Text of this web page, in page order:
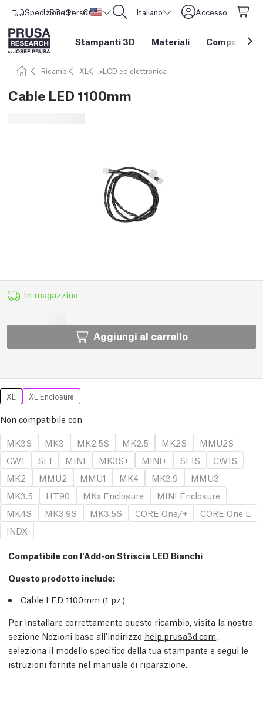
Spedizione verso Stati Uniti d'America
USD ($) CORE One L: Ora disponibile! Italiano Accesso
Stampanti 3D Materiali Componenti
Ricambi XL xLCD ed elettronica
Cable LED 1100mm
In magazzino
Aggiungi al carrello
XL XL Enclosure
Non compatibile con
MK3S
MK3 MK2.5S MK2.5 MK2S
MMU2S
CW1
SL1 MINI MK3S+ MINI+ SL1S
CW1S
MK2
MMU2 MMU1 MK4 MK3.9
MMU3
MK3.5
HT90 MKx Enclosure
MINI Enclosure
MK4S
MK3.9S MK3.5S CORE One/+
CORE One L
INDX
Compatibile con l'Add-on Striscia LED Bianchi
Questo prodotto include:
Cable LED 1100mm (1 pz.)
Per installare correttamente questo ricambio, visita la nostra
sezione Nozioni base all'indirizzo help.prusa3d.com,
seleziona il modello specifico della tua stampante e segui le
istruzioni fornite nel manuale di riparazione.